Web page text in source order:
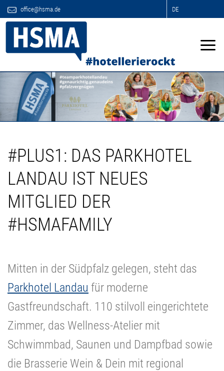
office@hsma.de DE
#PLUS1: DAS PARKHOTEL
LANDAU IST NEUES
MITGLIED DER
#HSMAFAMILY
Mitten in der Südpfalz gelegen, steht das
Parkhotel Landau für moderne
Gastfreundschaft. 110 stilvoll eingerichtete
Zimmer, das Wellness-Atelier mit
Schwimmbad, Saunen und Dampfbad sowie
die Brasserie Wein & Dein mit regional